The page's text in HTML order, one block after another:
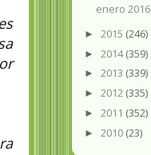
enero 2016
► 2015 (246)
► 2014(359)
► 2013 (339)
► 2012 (335)
► 2011 (352)
► 2010 (23)